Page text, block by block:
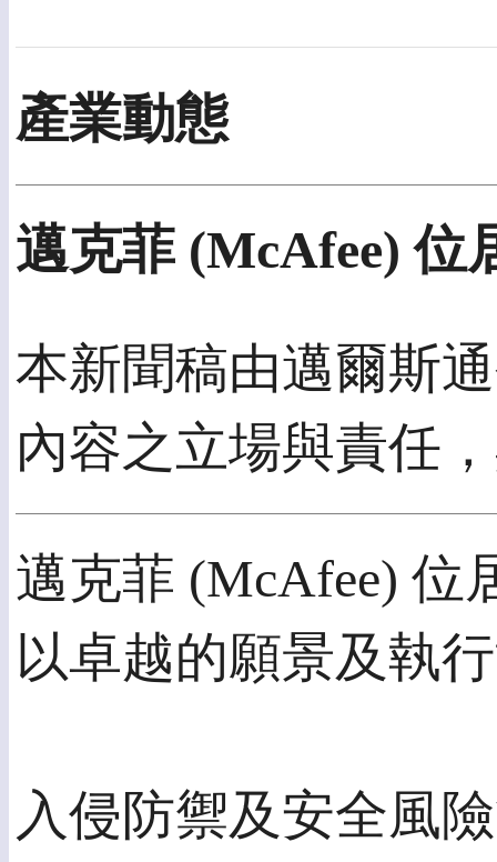
產業動態
邁克菲 (McAfee) 位
本新聞稿由邁爾斯
內容之立場與責任
邁克菲 (McAfee) 位
以卓越的願景及執
入侵防禦及安全風